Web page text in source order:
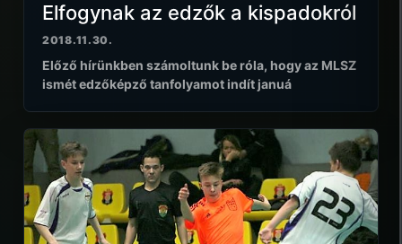
Elfogynak az edzők a kispadokról
2018.11.30.
Előző hírünkben számoltunk be róla, hogy az MLSZ
ismét edzőképző tanfolyamot indít januá